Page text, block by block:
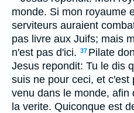
monde. Si mon royaume
serviteurs auraient
pas livre aux Juifs; mais
n'est pas d'ici. 37 Pilate
Jesus repondit: Tu le dis
suis ne pour ceci, et c'est
venu dans le monde, afin
la verite. Quiconque est